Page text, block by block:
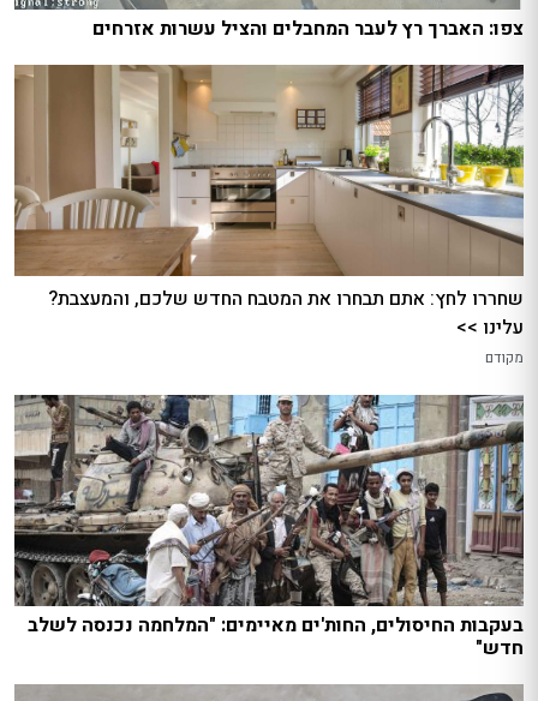
צפו: האברך רץ לעבר המחבלים והציל עשרות אזרחים
שחררו לחץ: אתם תבחרו את המטבח החדש שלכם, והמעצבת?
עלינו >>
מקודם
בעקבות החיסולים, החות'ים מאיימים: "המלחמה נכנסה לשלב
חדש"